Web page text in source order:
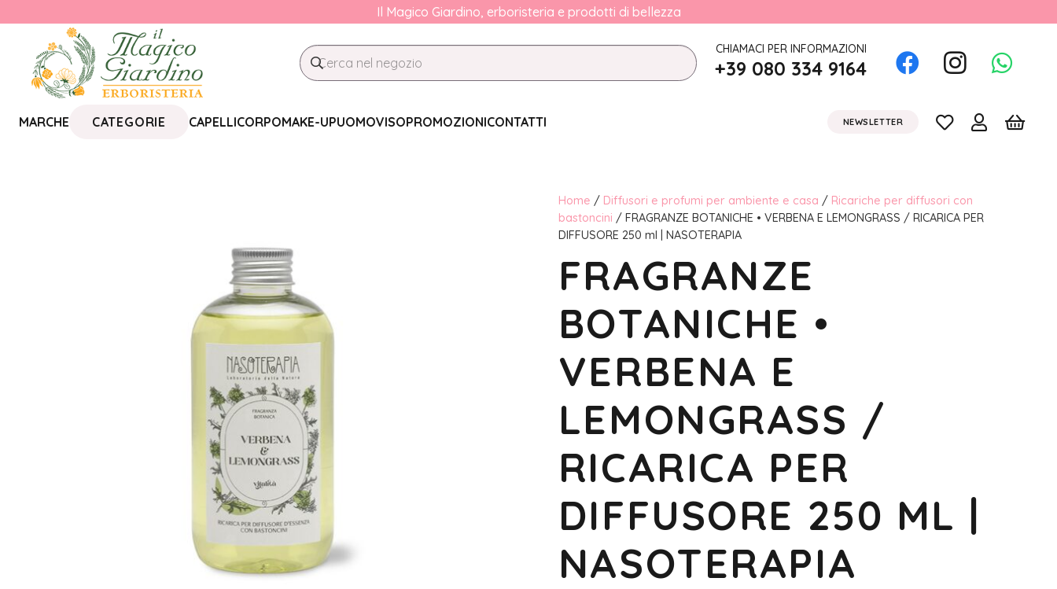
Il Magico Giardino, erboristeria e prodotti di bellezza
CHIAMACI PER INFORMAZIONI
+39 080 334 9164
MARCHE CATEGORIE CAPELLICORPOMAKE-UPUOMOVISOPROMOZIONICONTATTI NEWSLETTER
Home / Diffusori e profumi per ambiente e casa / Ricariche per diffusori con
bastoncini / FRAGRANZE BOTANICHE • VERBENA E LEMONGRASS / RICARICA PER
DIFFUSORE 250 ml | NASOTERAPIA
FRAGRANZE
BOTANICHE •
VERBENA E
LEMONGRASS /
RICARICA PER
DIFFUSORE 250 ML |
NASOTERAPIA